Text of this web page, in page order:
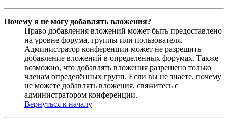
Почему я не могу добавлять вложения?
Право добавления вложений может быть предоставлено
на уровне форума, группы или пользователя.
Администратор конференции может не разрешить
добавление вложений в определённых форумах. Также
возможно, что добавлять вложения разрешено только
членам определённых групп. Если вы не знаете, почему
не можете добавлять вложения, свяжитесь с
администратором конференции.
Вернуться к началу